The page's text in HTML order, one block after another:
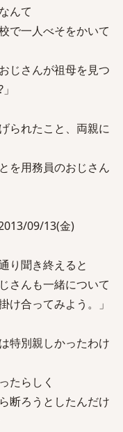
んて
で一人べそをかいて
じさんが祖母を見つ
られたこと、両親に
を用務員のおじさん
09/13(金)
り聞き終えると
さんも一緒について
け合ってみよう。」
特別親しかったわけ
たらしく
断ろうとしたんだけ